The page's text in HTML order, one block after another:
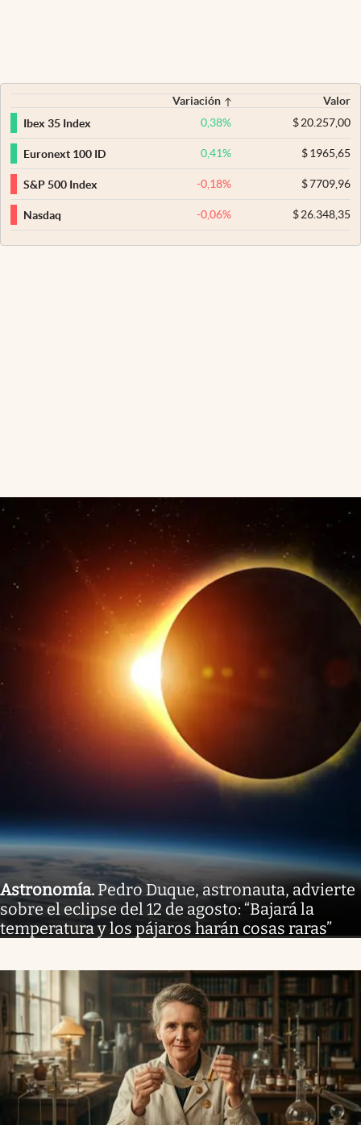
Variación
Valor
Ibex 35 Index
0,38% $20.257,00
Euronext 100 ID 0,41% $1965,65
S&P 500 Index -0,18% $7709,96
Nasdaq -0,06% $26.348,35
Astronomía. Pedro Duque, astronauta, advierte
sobre el eclipse del 12 de agosto: “Bajará la
temperatura y los pájaros harán cosas raras”